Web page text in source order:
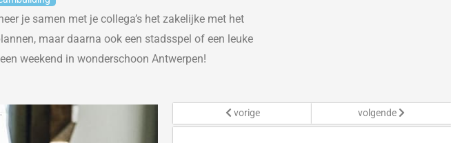
je samen met je collega’s het zakelijke met het
maar daarna ook een stadsspel of een leuke
weekend in wonderschoon Antwerpen!
vorige volgende